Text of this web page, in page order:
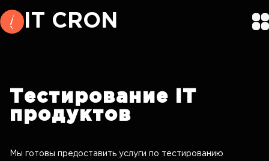
IT CRON
Тестирование
IT
продуктов
Мы готовы предоставить услуги по тестированию